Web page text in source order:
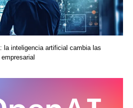
la inteligencia artificial cambia las